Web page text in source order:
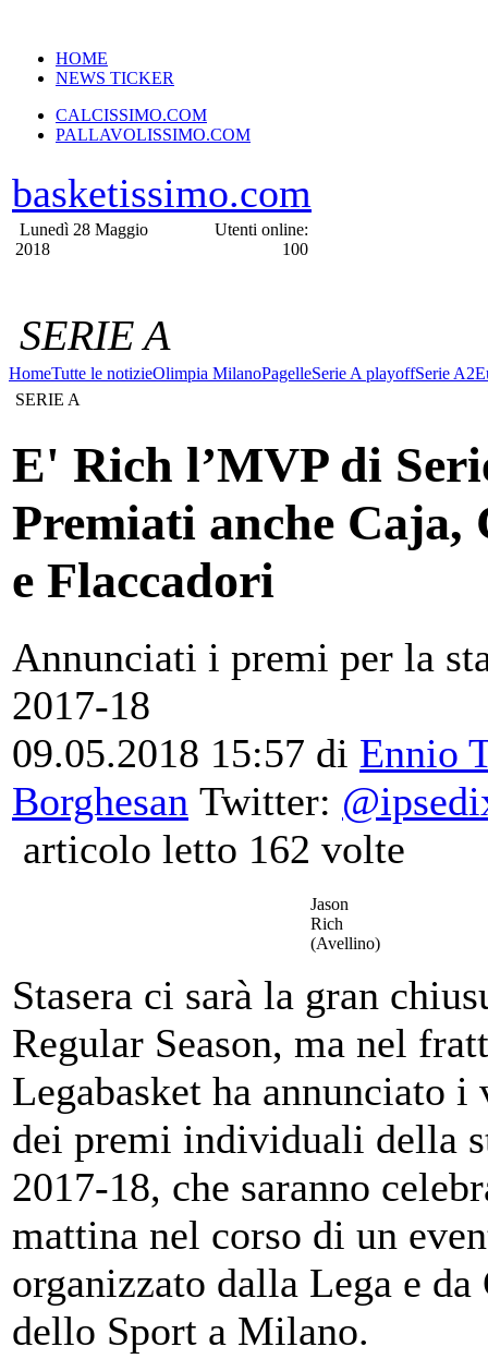
HOME
NEWS TICKER
CALCISSIMO.COM
PALLAVOLISSIMO.COM
basketissimo.com
Lunedì 28 Maggio
2018
Utenti online:
100
SERIE A
HomeTutte le notizieOlimpia MilanoPagelleSerie A playoffSerie A2
SERIE A
E' Rich l’MVP di
Premiati anche Caja,
e Flaccadori
Annunciati i premi per la
2017-18
09.05.2018 15:57 di Ennio
Borghesan Twitter:
articolo letto 162 volte
Jason
Rich
(Avellino)
Stasera ci sarà la gran
Regular Season, ma nel
Legabasket ha annunciato
dei premi individuali della
2017-18, che saranno
mattina nel corso di un
organizzato dalla Lega e da
dello Sport a Milano.